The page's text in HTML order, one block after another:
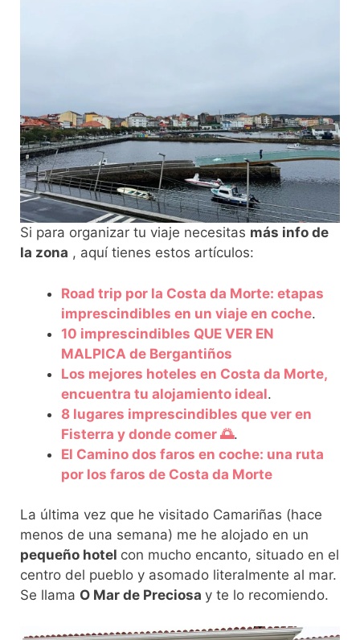
Si para organizar tu viaje necesitas más info de
la zona , aquí tienes estos artículos:
Road trip por la Costa da Morte: etapas
imprescindibles en un viaje en coche.
10 imprescindibles QUE VER EN
MALPICA de Bergantiños
Los mejores hoteles en Costa da Morte,
encuentra tu alojamiento ideal.
8 lugares imprescindibles que ver en
Fisterra y donde comer 🌅.
El Camino dos faros en coche: una ruta
por los faros de Costa da Morte
La última vez que he visitado Camariñas (hace
menos de una semana) me he alojado en un
pequeño hotel con mucho encanto, situado en el
centro del pueblo y asomado literalmente al mar.
Se llama O Mar de Preciosa y te lo recomiendo.